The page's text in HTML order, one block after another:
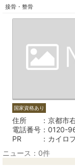
接骨・整骨
国家資格あり
住所
京都市
電話番号
0120-
PR
カイロ
ニュース：0件